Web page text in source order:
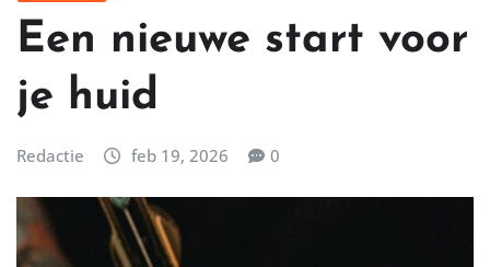
Een nieuwe start voor
je huid
Redactie feb 19, 2026 0